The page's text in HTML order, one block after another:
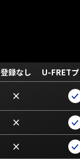
登録なし
U-FRET
×
×
×